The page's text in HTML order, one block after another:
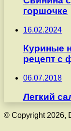
горшочке
16.02.2024
Куриные
рецепт с
06.07.2018
Легкий
© Copyright 2026,